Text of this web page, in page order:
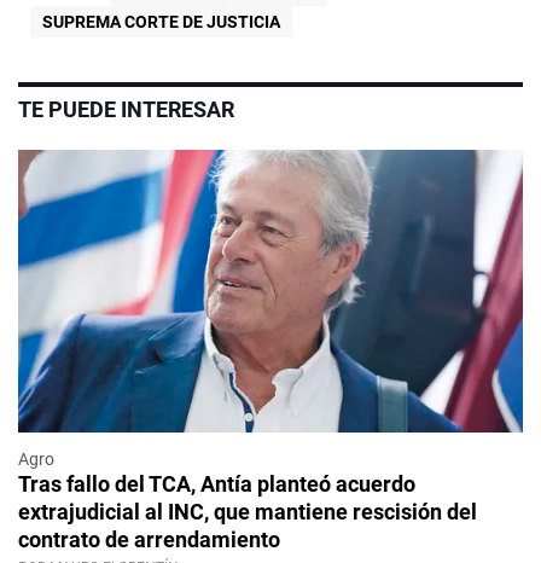
SUPREMA CORTE DE JUSTICIA
TE PUEDE INTERESAR
Agro
Tras fallo del TCA, Antía planteó acuerdo
extrajudicial al INC, que mantiene rescisión del
contrato de arrendamiento